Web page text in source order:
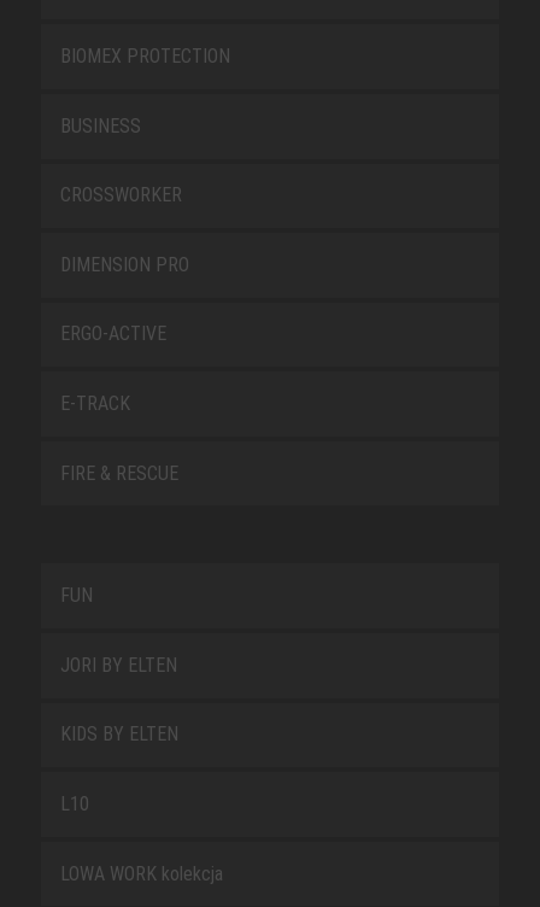
BIOMEX PROTECTION
BUSINESS
CROSSWORKER
DIMENSION PRO
ERGO-ACTIVE
E-TRACK
FIRE & RESCUE
FUN
JORI BY ELTEN
KIDS BY ELTEN
L10
LOWA WORK kolekcja